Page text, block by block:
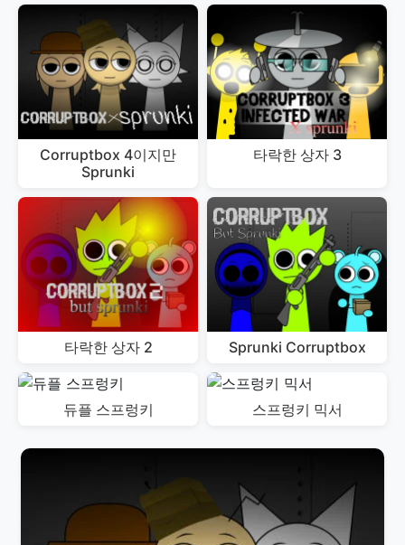
Corruptbox 4이지만
Sprunki
타락한 상자 3
타락한 상자 2 Sprunki Corruptbox
듀플 스프렁키 스프렁키 믹서